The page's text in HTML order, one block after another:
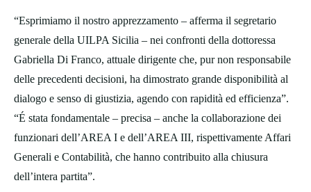
“Esprimiamo il nostro apprezzamento – afferma il segretario
generale della UILPA Sicilia – nei confronti della dottoressa
Gabriella Di Franco, attuale dirigente che, pur non responsabile
delle precedenti decisioni, ha dimostrato grande disponibilità al
dialogo e senso di giustizia, agendo con rapidità ed efficienza”.
“É stata fondamentale – precisa – anche la collaborazione dei
funzionari dell’AREA I e dell’AREA III, rispettivamente Affari
Generali e Contabilità, che hanno contribuito alla chiusura
dell’intera partita”.